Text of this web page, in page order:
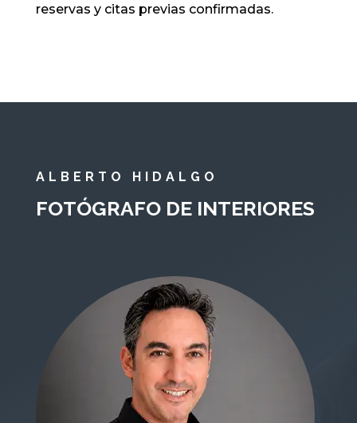
reservas y citas previas confirmadas.
ALBERTO HIDALGO
FOTÓGRAFO DE INTERIORES